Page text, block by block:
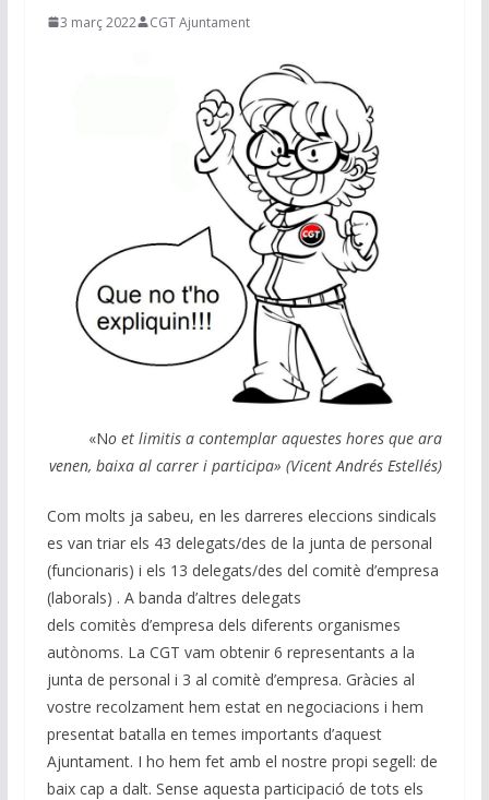
3 març 2022 CGT Ajuntament
«No et limitis a contemplar aquestes hores que ara
venen, baixa al carrer i participa» (Vicent Andrés Estellés)
Com molts ja sabeu, en les darreres eleccions sindicals
es van triar els 43 delegats/des de la junta de personal
(funcionaris) i els 13 delegats/des del comitè d’empresa
(laborals) . A banda d’altres delegats
dels comitès d’empresa dels diferents organismes
autònoms. La CGT vam obtenir 6 representants a la
junta de personal i 3 al comitè d’empresa. Gràcies al
vostre recolzament hem estat en negociacions i hem
presentat batalla en temes importants d’aquest
Ajuntament. I ho hem fet amb el nostre propi segell: de
baix cap a dalt. Sense aquesta participació de tots els